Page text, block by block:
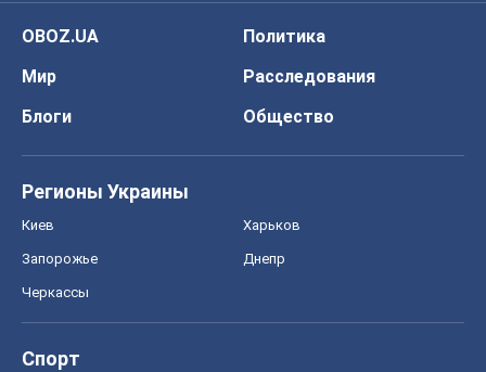
OBOZ.UA
Политика
Мир
Расследования
Блоги
Общество
Регионы Украины
Киев Харьков
Запорожье Днепр
Черкассы
Спорт